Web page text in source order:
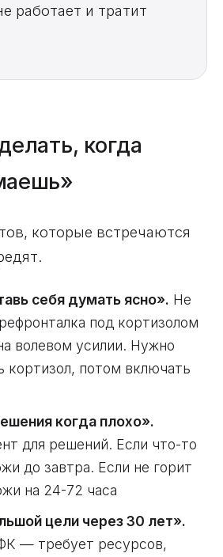
работает и тратит
когда
которые встречаются
себя думать ясно». Не
под кортизолом
волевом усилии. Нужно
кортизол, потом включать
когда плохо».
для решений. Если что-то
до завтра. Если не горит
на 24-72 часа
цели через 30 лет».
— требует ресурсов,